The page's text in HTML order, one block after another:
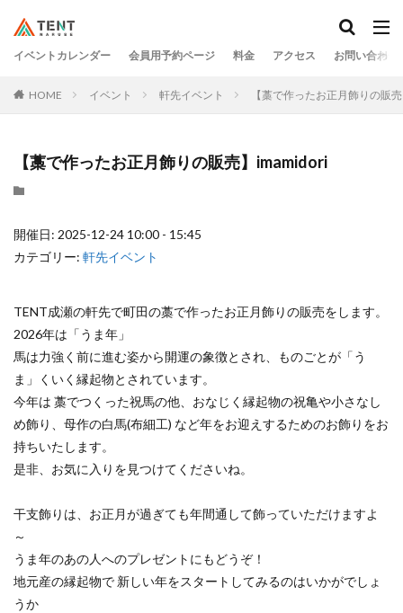
イベントカレンダー 会員用予約ページ 料金 アクセス お問い合わせ
HOME イベント 軒先イベント 【藁で作ったお正月飾りの販
【藁で作ったお正月飾りの販売】imamidori
開催日: 2025-12-24 10:00 - 15:45
カテゴリー: 軒先イベント
TENT成瀬の軒先で町田の藁で作ったお正月飾りの販売をします。
2026年は「うま年」
馬は力強く前に進む姿から開運の象徴とされ、ものごとが「う
ま」くいく縁起物とされています。
今年は 藁でつくった祝馬の他、おなじく縁起物の祝亀や小さなし
め飾り、母作の白馬(布細工) など年をお迎えするためのお飾りをお
持ちいたします。
是非、お気に入りを見つけてくださいね。
干支飾りは、お正月が過ぎても年間通して飾っていただけますよ
～
うま年のあの人へのプレゼントにもどうぞ！
地元産の縁起物で 新しい年をスタートしてみるのはいかがでしょ
うか